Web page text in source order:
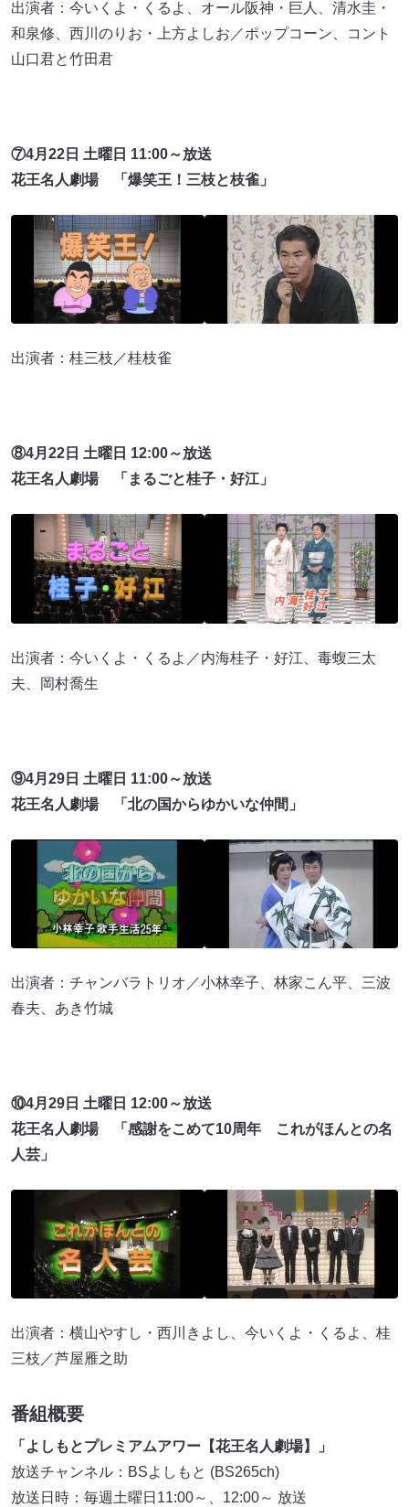
出演者：今いくよ・くるよ、オール阪神・巨人、清水圭・
和泉修、西川のりお・上方よしお／ポップコーン、コント
山口君と竹田君
⑦4月22日 土曜日 11:00～放送
花王名人劇場 「爆笑王！三枝と枝雀」
出演者：桂三枝／桂枝雀
⑧4月22日 土曜日 12:00～放送
花王名人劇場 「まるごと桂子・好江」
出演者：今いくよ・くるよ／内海桂子・好江、毒蝮三太
夫、岡村喬生
⑨4月29日 土曜日 11:00～放送
花王名人劇場 「北の国からゆかいな仲間」
出演者：チャンバラトリオ／小林幸子、林家こん平、三波
春夫、あき竹城
⑩4月29日 土曜日 12:00～放送
花王名人劇場 「感謝をこめて10周年 これがほんとの名
人芸」
出演者：横山やすし・西川きよし、今いくよ・くるよ、桂
三枝／芦屋雁之助
番組概要
「よしもとプレミアムアワー【花王名人劇場】」
放送チャンネル：BSよしもと (BS265ch)
放送日時：毎週土曜日11:00～、12:00～ 放送